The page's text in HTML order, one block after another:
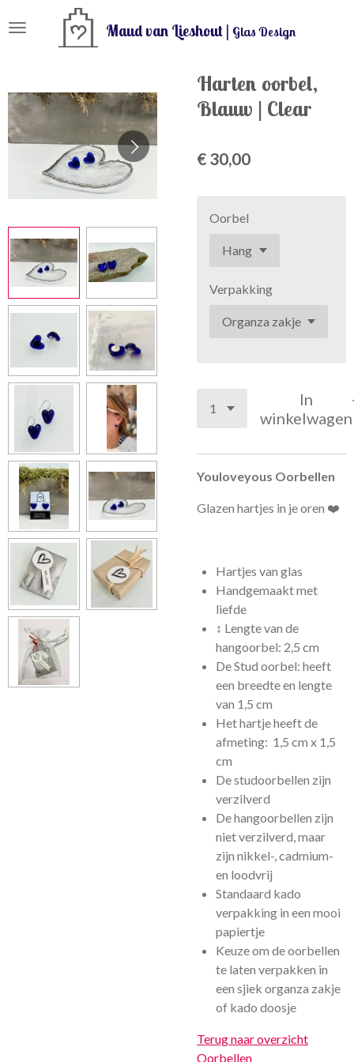
direct
hoofdinhoud
Maud van Lieshout | Glas Design
Harten oorbel,
Blauw | Clear
€ 30,00
Oorbel
Verpakking
In
winkelwagen
Youloveyous Oorbellen
Glazen hartjes in je oren ❤️
Hartjes van glas
Handgemaakt met
liefde
↕️ Lengte van de
hangoorbel: 2,5 cm
De Stud oorbel: heeft
een breedte en lengte
van 1,5 cm
Het hartje heeft de
afmeting: 1,5 cm x 1,5
cm
De studoorbellen zijn
verzilverd
De hangoorbellen zijn
niet verzilverd, maar
zijn nikkel-, cadmium-
en loodvrij
Standaard kado
verpakking in een mooi
papiertje
Keuze om de oorbellen
te laten verpakken in
een sjiek organza zakje
of kado doosje
Terug naar overzicht
Oorbellen